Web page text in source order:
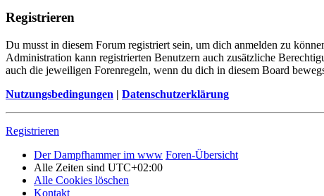
Registrieren
Du musst in diesem Forum registriert sein, um dich anmelden zu
Administration kann registrierten Benutzern auch zusätzliche
auch die jeweiligen Forenregeln, wenn du dich in diesem Board
Nutzungsbedingungen | Datenschutzerklärung
Registrieren
Der Dampfhammer im www Foren-Übersicht
Alle Zeiten sind UTC+02:00
Alle Cookies löschen
Kontakt